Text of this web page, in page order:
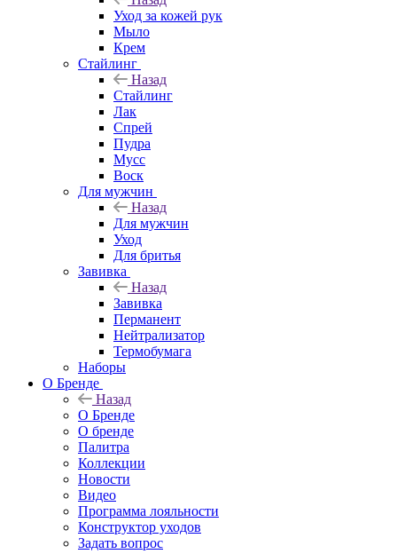
Уход за кожей рук
Мыло
Крем
Стайлинг
Назад
Стайлинг
Лак
Спрей
Пудра
Мусс
Воск
Для мужчин
Назад
Для мужчин
Уход
Для бритья
Завивка
Назад
Завивка
Перманент
Нейтрализатор
Термобумага
Наборы
О Бренде
Назад
О Бренде
О бренде
Палитра
Коллекции
Новости
Видео
Программа лояльности
Конструктор уходов
Задать вопрос